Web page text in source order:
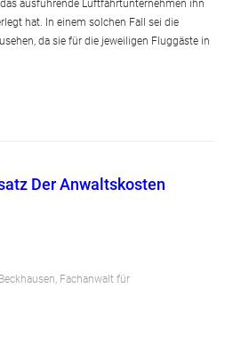
ausführende Luftfahrtunternehmen ihn
hat. In einem solchen Fall sei die
da sie für die jeweiligen Fluggäste in
Der Anwaltskosten
Fachanwalt für